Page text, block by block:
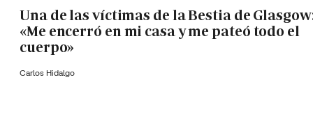
Una de las víctimas de la Bestia de
«Me encerró en mi casa y me pateó todo el
cuerpo»
Carlos Hidalgo